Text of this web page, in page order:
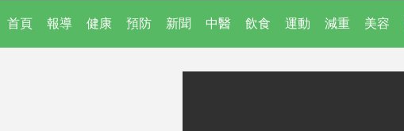
首頁 報導 健康 預防 新聞 中醫 飲食 運動 減重 美容